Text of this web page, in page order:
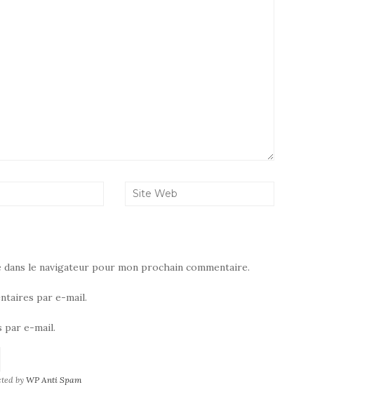
le navigateur pour mon prochain commentaire.
par e-mail.
par e-mail.
by WP Anti Spam